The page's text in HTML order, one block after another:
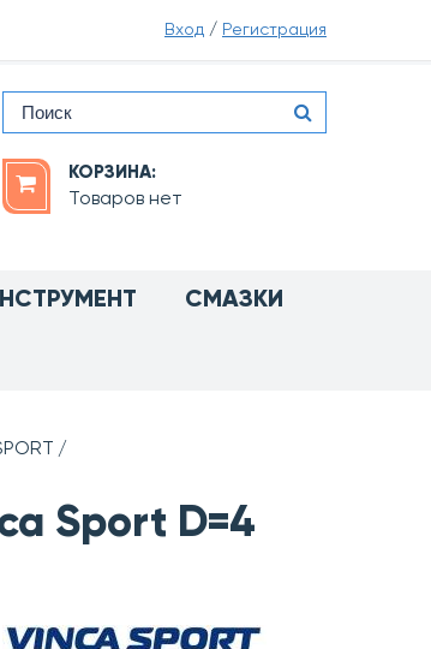
Вход / Регистрация
КОРЗИНА:
Товаров нет
СМАЗКИ
Sport D=4